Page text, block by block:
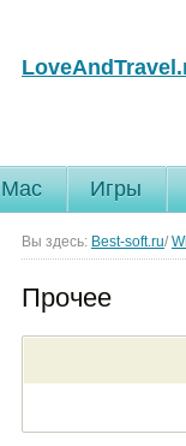
Mac Игры
Вы здесь: Best-soft.ru/
Прочее